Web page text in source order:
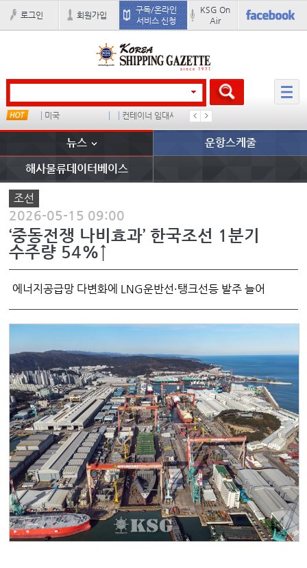
로그인 회원가입
구독/온라인
서비스 신청
KSG On
Air
미국 컨테이너 임대사 더블
뉴스 운항스케줄
해사물류데이터베이스
조선
2026-05-15 09:00
‘중동전쟁 나비효과’ 한국조선 1분기
수주량 54%↑
에너지공급망 다변화에 LNG운반선·탱크선등 발주 늘어